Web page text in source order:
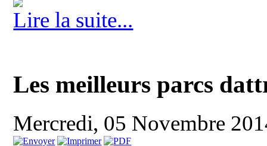
Lire la suite...
Les meilleurs parcs
Mercredi, 05 Novembre